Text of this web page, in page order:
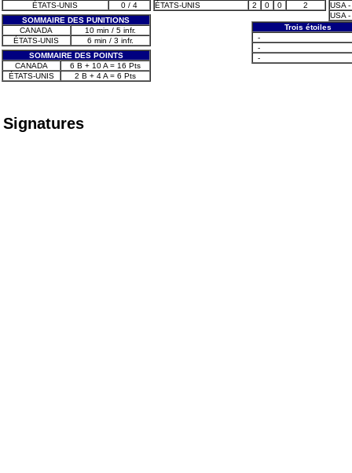
ÉTATS-UNIS
0 / 4
SOMMAIRE DES PUNITIONS
CANADA
10 min / 5 infr.
ÉTATS-UNIS
6 min / 3 infr.
SOMMAIRE DES POINTS
CANADA
6 B + 10 A = 16 Pts
ÉTATS-UNIS
2 B + 4 A = 6 Pts
ÉTATS-UNIS
2 0 0 2
USA
USA
Trois étoiles
-
-
-
Signatures